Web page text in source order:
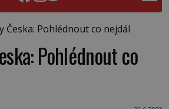
Česka: Pohlédnout co nejdál
Pohlédnout co